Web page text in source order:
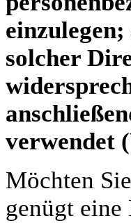
solcher
verwendet
Möchten
genügt